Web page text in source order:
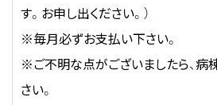
す。お申し出ください。）
※毎月必ずお支払い下さい。
※ご不明な点がございましたら、病
さい。